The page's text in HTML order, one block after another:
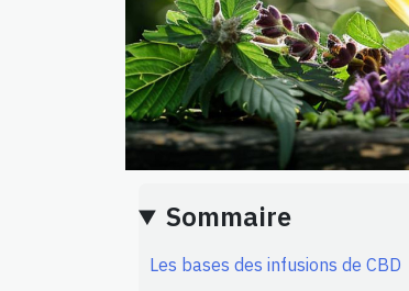
Sommaire
Les bases des infusions de CBD